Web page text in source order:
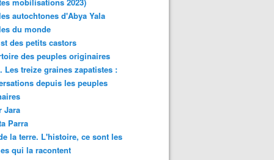
autochtones d'Abya Yala
du monde
des petits castors
des peuples originaires
Les treize graines zapatistes :
depuis les peuples
Jara
Parra
la terre. L'histoire, ce sont les
qui la racontent